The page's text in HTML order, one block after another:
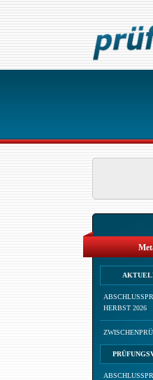
HERBST 2026